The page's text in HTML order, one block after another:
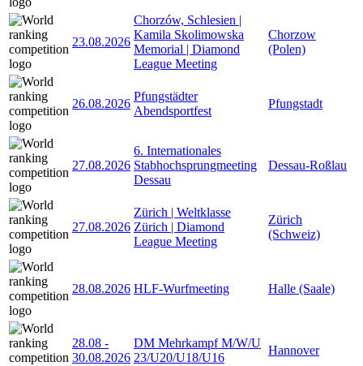
23.08.2026
Chorzów, Schlesien |
Kamila Skolimowska
Memorial | Diamond
League Meeting
Chorzow
(Polen)
26.08.2026
Pfungstädter
Abendsportfest
Pfungstadt
27.08.2026
6. Internationales
Stabhochsprungmeeting
Dessau
Dessau-Roßlau
27.08.2026
Zürich | Weltklasse
Zürich | Diamond
League Meeting
Zürich
(Schweiz)
28.08.2026 HLF-Wurfmeeting Halle (Saale)
28.08 -
30.08.2026
DM Mehrkampf M/W/U
23/U20/U18/U16
Hannover